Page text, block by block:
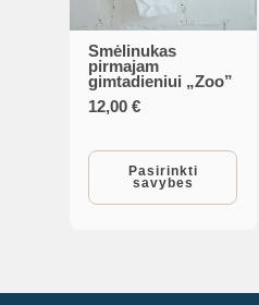
Smėlinukas
pirmajam
gimtadieniui „Zoo”
12,00€
Pasirinkti
savybes
This
product
has
variants.
The
be